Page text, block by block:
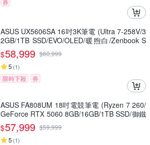
券
ASUS UX5606SA 16吋3K筆電 (Ultra 7-258V/3
2GB/1TB SSD/EVO/OLED/暖煦白/Zenbook S
16)
$58,999 $60,999
5 (1)
限時下殺 券
ASUS FA808UM 18吋電競筆電 (Ryzen 7 260/
GeForce RTX 5060 8GB/16GB/1TB SSD/御鐵
灰/TUF Gaming A18)
$57,999 $59,999
5 (1)